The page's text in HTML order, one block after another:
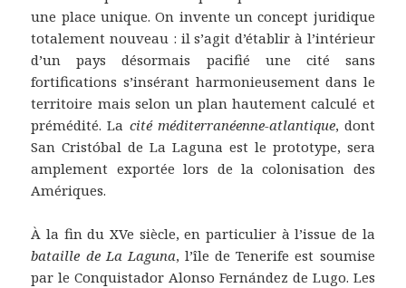
une place unique. On invente un concept juridique
totalement nouveau : il s’agit d’établir à l’intérieur
d’un pays désormais pacifié une cité sans
fortifications s’insérant harmonieusement dans le
territoire mais selon un plan hautement calculé et
prémédité. La cité méditerranéenne-atlantique, dont
San Cristóbal de La Laguna est le prototype, sera
amplement exportée lors de la colonisation des
Amériques.
À la fin du XVe siècle, en particulier à l’issue de la
bataille de La Laguna, l’île de Tenerife est soumise
par le Conquistador Alonso Fernández de Lugo. Les